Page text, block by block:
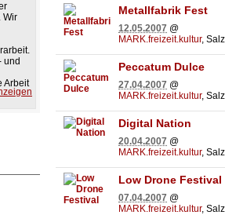
Wir
und
Arbeit
Metallfabrik Fest
12.05.2007 @
MARK.freizeit.kultur,
Peccatum Dulce
27.04.2007 @
MARK.freizeit.kultur,
Digital Nation
20.04.2007 @
MARK.freizeit.kultur,
Low Drone Festival
07.04.2007 @
MARK.freizeit.kultur,